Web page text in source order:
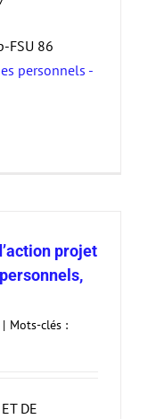
FSU 86
personnels -
projet
| Mots-clés :
DE